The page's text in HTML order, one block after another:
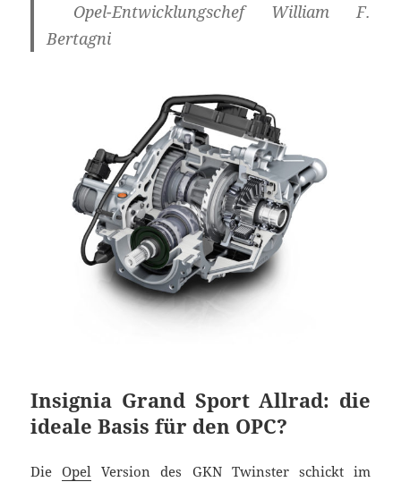
Opel-Entwicklungschef William F.
Bertagni
Insignia Grand Sport Allrad: die
ideale Basis für den OPC?
DieOpel
Version des GKN Twinster schickt im